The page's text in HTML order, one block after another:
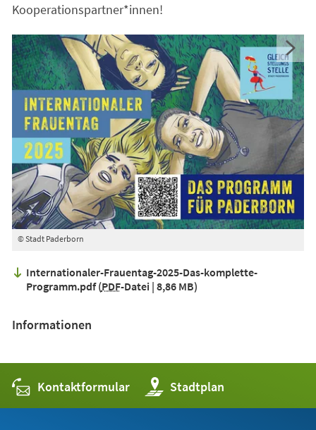
Kooperationspartner*innen!
© Stadt Paderborn
Internationaler-Frauentag-2025-Das-komplette-
Programm.pdf PDF-Datei 8,86 MB
Informationen
Kontaktformular Stadtplan
(Öffnet
in
einem